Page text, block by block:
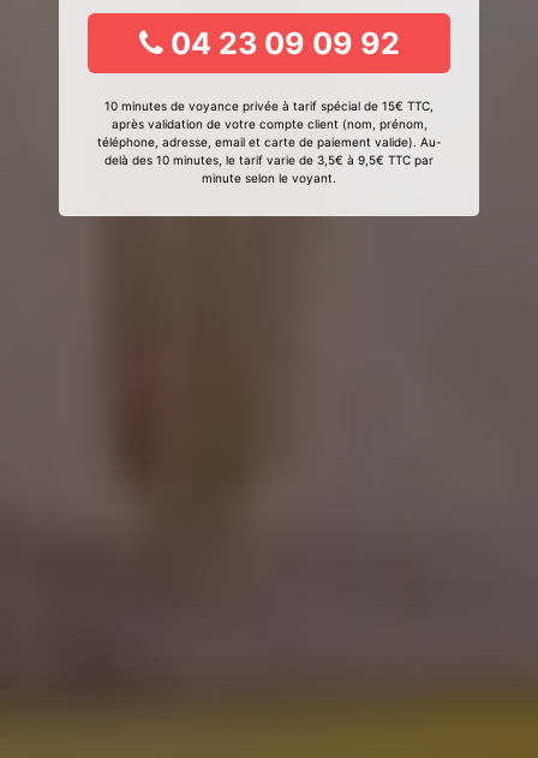
04 23 09 09 92
10 minutes de voyance privée à tarif spécial de 15€ TTC,
après validation de votre compte client (nom, prénom,
téléphone, adresse, email et carte de paiement valide). Au-
delà des 10 minutes, le tarif varie de 3,5€ à 9,5€ TTC par
minute selon le voyant.